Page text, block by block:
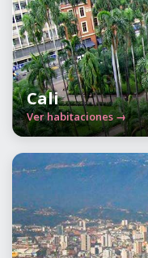
Cali
Ver habitaciones →